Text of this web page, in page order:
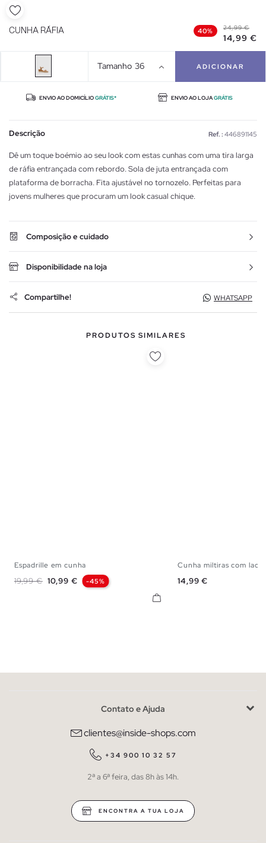
CUNHA RÁFIA 40% 24,99 €
14,99 €
Tamanho 36 ADICIONAR
ENVIO AO DOMICÍLIOGRÁTIS* ENVIO AO LOJAGRÁTIS
Descrição Ref. : 446891145
Dê um toque boémio ao seu look com estas cunhas com uma tira larga
de ráfia entrançada com rebordo. Sola de juta entrançada com
plataforma de borracha. Fita ajustável no tornozelo. Perfeitas para
jovens mulheres que procuram um look casual chique.
Composição e cuidado
Disponibilidade na loja
Compartilhe! WHATSAPP
PRODUTOS SIMILARES
Espadrille em cunha
Preço normal
19,99 € Preço
10,99 € -45%
Cunha miltiras com
Preço
14,99 €
Contato e Ajuda
clientes@inside-shops.com
+34 900 10 32 57
2ª a 6ª feira, das 8h às 14h.
ENCONTRA A TUA LOJA